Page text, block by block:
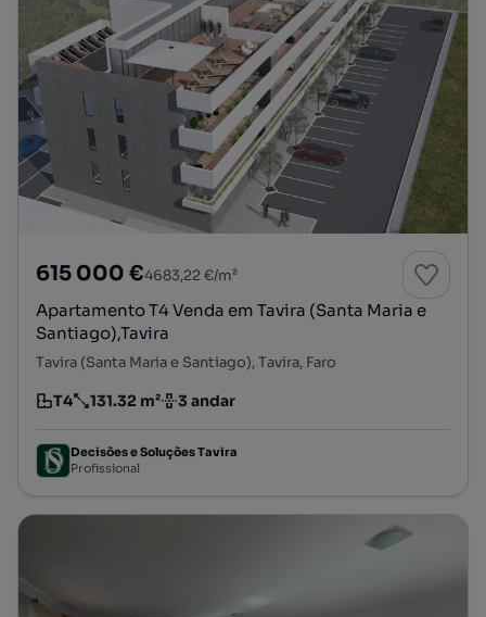
615 000 €4683,22 €/m²
Apartamento T4 Venda em Tavira (Santa Maria e
Santiago),Tavira
Tavira (Santa Maria e Santiago), Tavira, Faro
Tipologia
T4
Preço por metro quadrado
131.32 m²
Andar 3 andar
Decisões e Soluções Tavira
Profissional